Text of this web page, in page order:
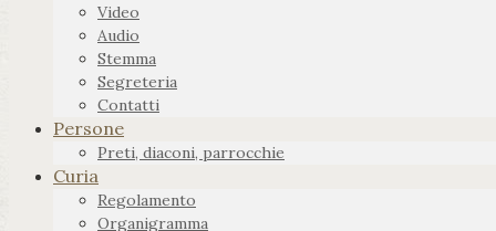
Video
Audio
Stemma
Segreteria
Contatti
Persone
Preti, diaconi, parrocchie
Curia
Regolamento
Organigramma